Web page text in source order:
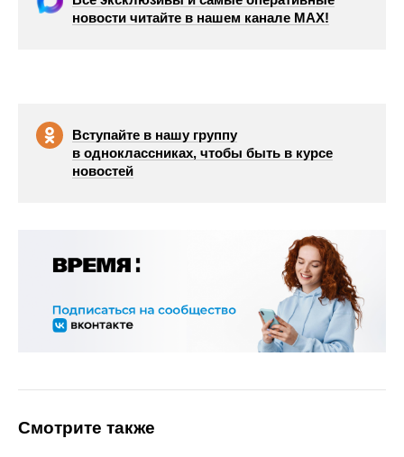
новости читайте в нашем канале МАХ!
Вступайте в нашу группу
в одноклассниках, чтобы быть в курсе
новостей
Смотрите также